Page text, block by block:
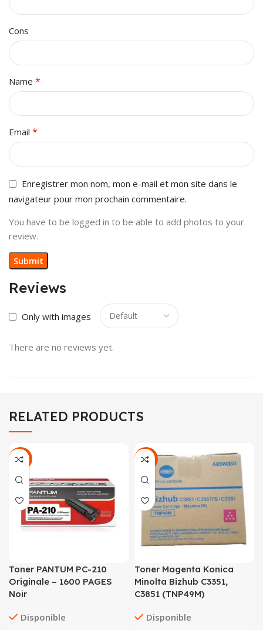
Reviews
Only with images
There are no reviews yet.
Cons
Name *
Email *
Enregistrer mon nom, mon e-mail et mon site dans le
navigateur pour mon prochain commentaire.
You have to be logged in to be able to add photos to your
review.
RELATED PRODUCTS
-18%
Toner PANTUM PC-210
Originale – 1600 PAGES
Noir
Disponible
-23%
Toner Magenta Konica
Minolta Bizhub C3351,
C3851 (TNP49M)
Disponible